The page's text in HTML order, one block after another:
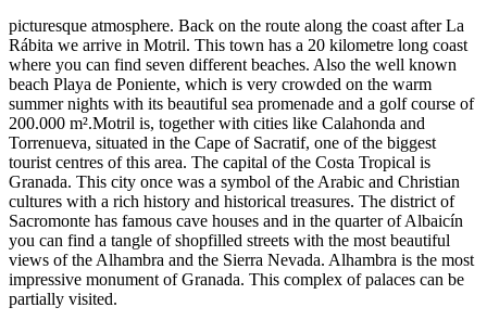
picturesque atmosphere. Back on the route along the coast after La
Rábita we arrive in Motril. This town has a 20 kilometre long coast
where you can find seven different beaches. Also the well known
beach Playa de Poniente, which is very crowded on the warm
summer nights with its beautiful sea promenade and a golf course of
200.000 m².Motril is, together with cities like Calahonda and
Torrenueva, situated in the Cape of Sacratif, one of the biggest
tourist centres of this area. The capital of the Costa Tropical is
Granada. This city once was a symbol of the Arabic and Christian
cultures with a rich history and historical treasures. The district of
Sacromonte has famous cave houses and in the quarter of Albaicín
you can find a tangle of shopfilled streets with the most beautiful
views of the Alhambra and the Sierra Nevada. Alhambra is the most
impressive monument of Granada. This complex of palaces can be
partially visited.